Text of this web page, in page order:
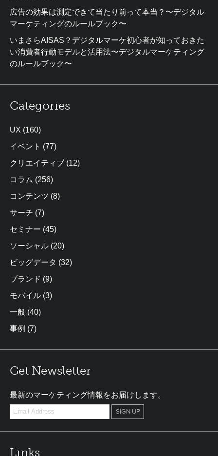
広告の効果は測定できて当たり前って本当？〜デジタル
マーケティングのルールブック〜
いまさらAISAS？デジタルマーケ初心者が知っておきた
い消費者行動モデルと活用法〜デジタルマーケティング
のルールブック〜
Categories
UX (160)
イベント (77)
クリエイティブ (12)
コラム (256)
コンテンツ (8)
サーチ (7)
セミナー (45)
ソーシャル (20)
ビッグデータ (32)
ブランド (9)
モバイル (3)
一般 (40)
事例 (7)
Get Newsletter
最新のマーケティング情報をお届けします。
Links